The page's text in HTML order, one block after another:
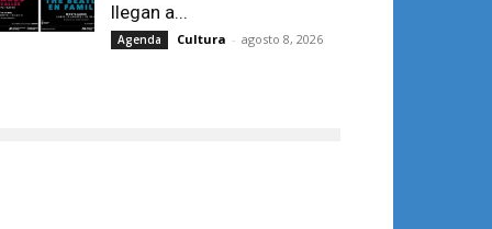
llegan a...
Agenda Cultura - agosto 8, 2026